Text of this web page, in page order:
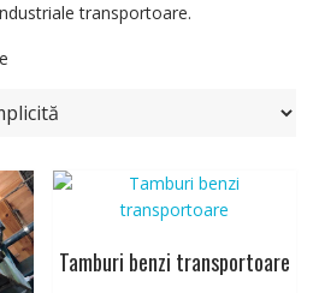
transportoare.
Tamburi benzi transportoare